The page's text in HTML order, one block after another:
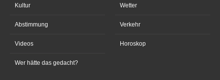
Kultur
Abstimmung
Videos
Wer hätte das gedacht?
Wetter
Verkehr
Horoskop